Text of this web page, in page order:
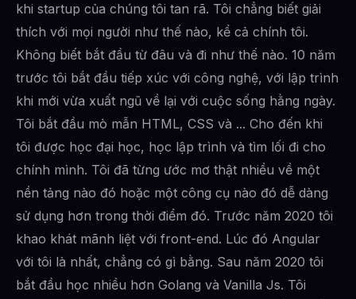
khi startup của chúng tôi tan rã. Tôi chẳng biết giải
thích với mọi người như thế nào, kể cả chính tôi.
Không biết bắt đầu từ đâu và đi như thế nào. 10 năm
trước tôi bắt đầu tiếp xúc với công nghệ, với lập trình
khi mới vừa xuất ngũ về lại với cuộc sống hằng ngày.
Tôi bắt đầu mò mẫn HTML, CSS và ... Cho đến khi
tôi được học đại học, học lập trình và tìm lối đi cho
chính mình. Tôi đã từng ước mơ thật nhiều về một
nền tảng nào đó hoặc một công cụ nào đó dễ dàng
sử dụng hơn trong thời điểm đó. Trước năm 2020 tôi
khao khát mãnh liệt với front-end. Lúc đó Angular
với tôi là nhất, chẳng có gì bằng. Sau năm 2020 tôi
bắt đầu học nhiều hơn Golang và Vanilla Js. Tôi